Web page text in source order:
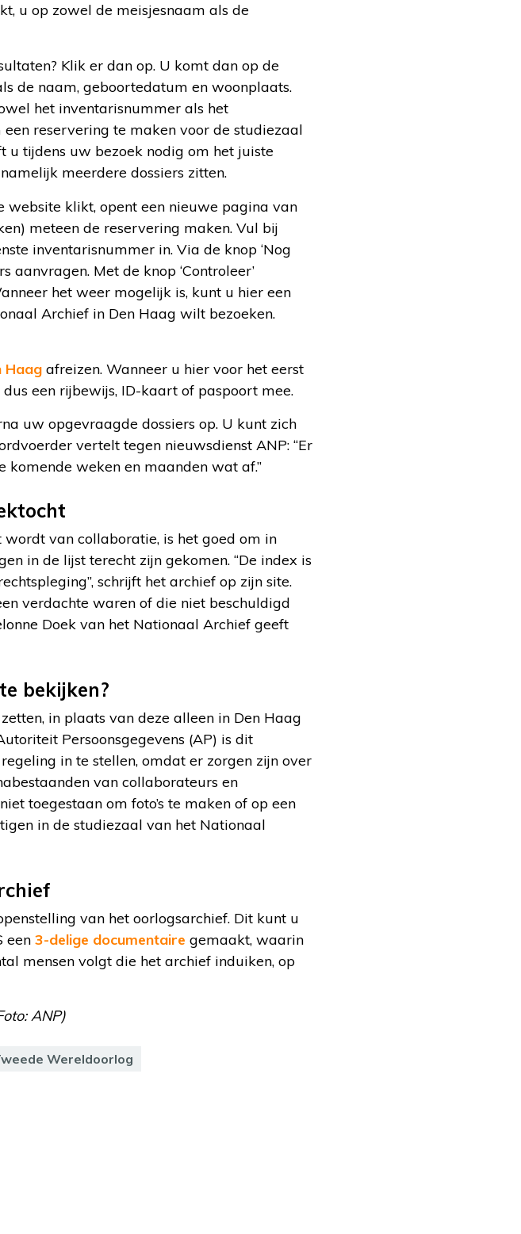
u op zowel de meisjesnaam als de
Klik er dan op. U komt dan op de
de naam, geboortedatum en woonplaats.
het inventarisnummer als het
reservering te maken voor de studiezaal
u tijdens uw bezoek nodig om het juiste
meerdere dossiers zitten.
klikt, opent een nieuwe pagina van
meteen de reservering maken. Vul bij
inventarisnummer in. Via de knop ‘Nog
aanvragen. Met de knop ‘Controleer’
het weer mogelijk is, kunt u hier een
Archief in Den Haag wilt bezoeken.
Haag afreizen. Wanneer u hier voor het eerst
een rijbewijs, ID-kaart of paspoort mee.
uw opgevraagde dossiers op. U kunt zich
vertelt tegen nieuwsdienst ANP: “Er
komende weken en maanden wat af.”
van collaboratie, is het goed om in
in de lijst terecht zijn gekomen. “De index is
schrijft het archief op zijn site.
verdachte waren of die niet beschuldigd
Doek van het Nationaal Archief geeft
bekijken?
in plaats van deze alleen in Den Haag
Persoonsgegevens (AP) is dit
in te stellen, omdat er zorgen zijn over
van collaborateurs en
toegestaan om foto’s te maken of op een
in de studiezaal van het Nationaal
van het oorlogsarchief. Dit kunt u
een 3-delige documentaire gemaakt, waarin
mensen volgt die het archief induiken, op
ANP)
Wereldoorlog